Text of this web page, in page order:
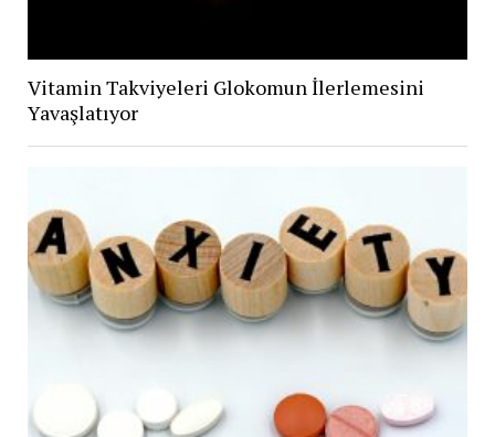
Vitamin Takviyeleri Glokomun İlerlemesini
Yavaşlatıyor